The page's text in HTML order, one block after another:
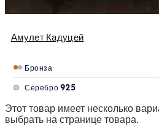
Амулет Кадуцей
Бронза
Серебро 925
Этот товар имеет несколько
выбрать на странице товара.